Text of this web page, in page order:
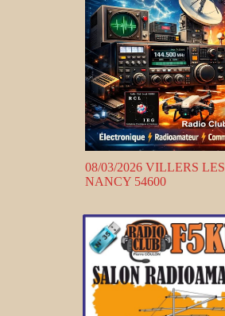
08/03/2026 VILLERS LES
NANCY 54600